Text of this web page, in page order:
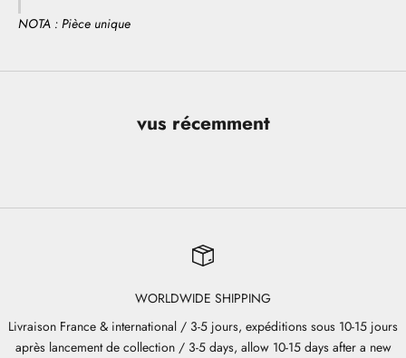
NOTA : Pièce unique
vus récemment
WORLDWIDE SHIPPING
Livraison France & international / 3-5 jours, expéditions sous 10-15 jours
après lancement de collection / 3-5 days, allow 10-15 days after a new